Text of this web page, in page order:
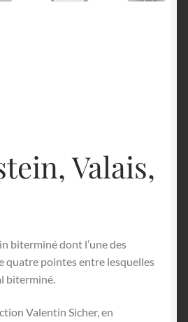
Valais,
biterminé dont l’une des
quatre pointes entre lesquelles
biterminé.
Valentin Sicher, en